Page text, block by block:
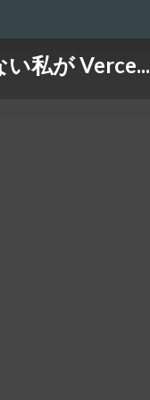
私が Verce...